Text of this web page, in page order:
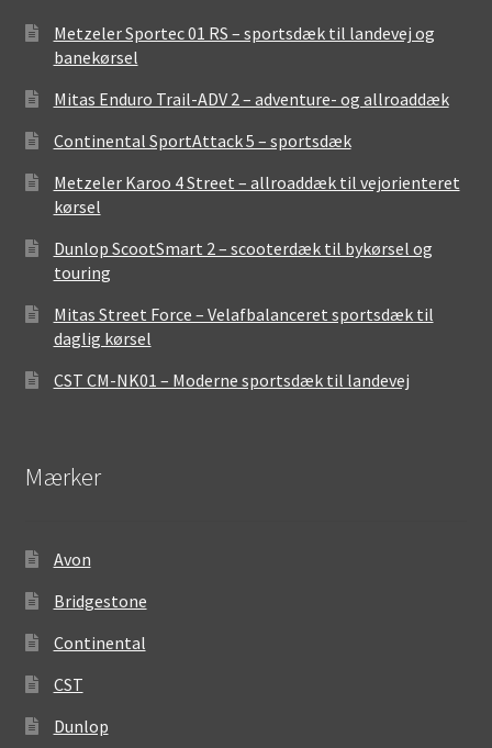
Metzeler Sportec 01 RS – sportsdæk til landevej og
banekørsel
Mitas Enduro Trail-ADV 2 – adventure- og allroaddæk
Continental SportAttack 5 – sportsdæk
Metzeler Karoo 4 Street – allroaddæk til vejorienteret
kørsel
Dunlop ScootSmart 2 – scooterdæk til bykørsel og
touring
Mitas Street Force – Velafbalanceret sportsdæk til
daglig kørsel
CST CM-NK01 – Moderne sportsdæk til landevej
Mærker
Avon
Bridgestone
Continental
CST
Dunlop